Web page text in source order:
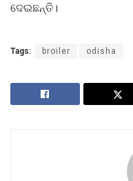
ଦେଇଛନ୍ତି।
Tags: broiler odisha